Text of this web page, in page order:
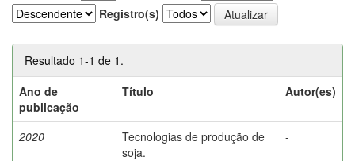
Registro(s)
Resultado 1-1 de 1.
Ano de
publicação
Título Autor(es)
2020
Tecnologias de produção de
soja.
-